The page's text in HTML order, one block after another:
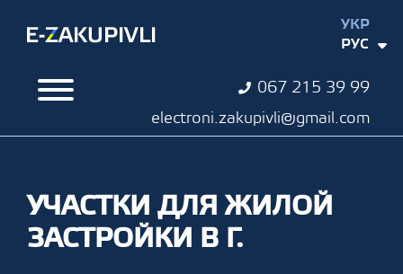
067 215 39 99
electroni.zakupivli@gmail.com
УКР
РУС
УЧАСТКИ ДЛЯ ЖИЛОЙ
ЗАСТРОЙКИ В Г.